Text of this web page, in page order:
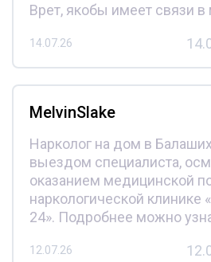
Врет, якобы имеет связи в
14.07.26
MelvinSlake
Нарколог на дом в
выездом специалиста,
оказанием медицинской
наркологической
24». Подробнее можно
12.07.26